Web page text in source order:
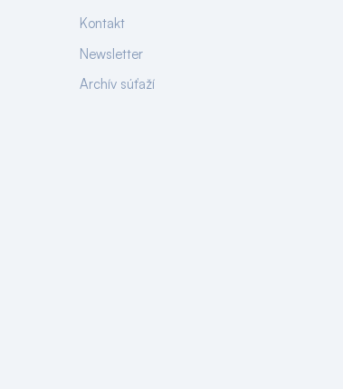
Kontakt
Newsletter
Archív súťaží